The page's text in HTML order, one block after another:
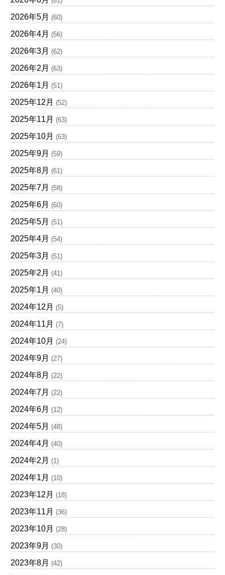
2026年5月 (60)
2026年4月 (56)
2026年3月 (62)
2026年2月 (63)
2026年1月 (51)
2025年12月 (52)
2025年11月 (63)
2025年10月 (63)
2025年9月 (59)
2025年8月 (61)
2025年7月 (58)
2025年6月 (60)
2025年5月 (51)
2025年4月 (54)
2025年3月 (51)
2025年2月 (41)
2025年1月 (40)
2024年12月 (5)
2024年11月 (7)
2024年10月 (24)
2024年9月 (27)
2024年8月 (22)
2024年7月 (22)
2024年6月 (12)
2024年5月 (48)
2024年4月 (40)
2024年2月 (1)
2024年1月 (10)
2023年12月 (18)
2023年11月 (36)
2023年10月 (28)
2023年9月 (30)
2023年8月 (42)